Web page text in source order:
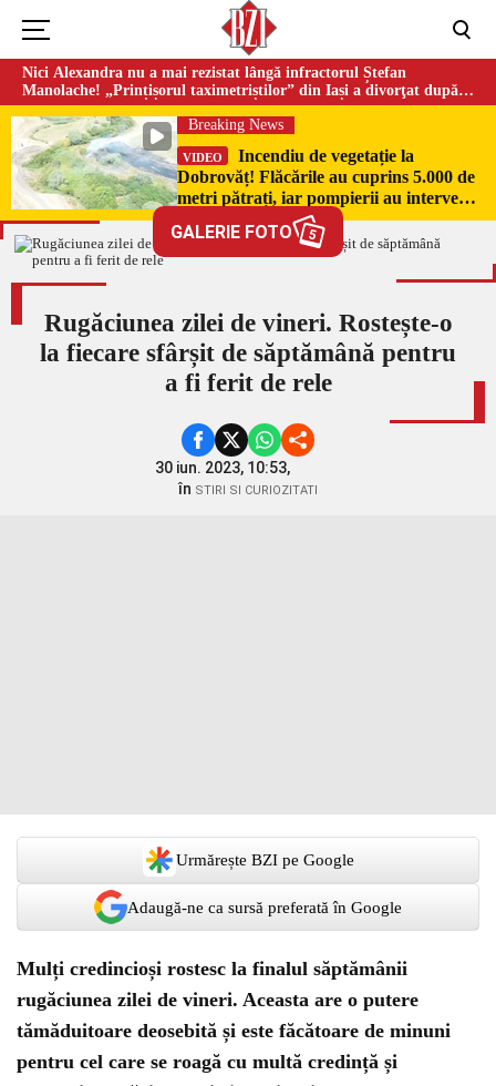
Nici Alexandra nu a mai rezistat lângă infractorul Ștefan
Manolache! „Prințișorul taximetriștilor” din Iași a divorţat după
doi ani de căsnicie
Breaking News
VIDEO
Incendiu de vegetație la
Dobrovăț! Flăcările au cuprins 5.000 de
metri pătrați, iar pompierii au intervenit
GALERIE FOTO 5
Rugăciunea zilei de vineri. Rostește-o
la fiecare sfârșit de săptămână pentru
a fi ferit de rele
30 iun. 2023, 10:53,
în STIRI SI CURIOZITATI
Urmărește BZI pe Google
Adaugă-ne ca sursă preferată în Google
Mulți credincioși rostesc la finalul săptămânii
rugăciunea zilei de vineri. Aceasta are o putere
tămăduitoare deosebită și este făcătoare de minuni
pentru cel care se roagă cu multă credință și